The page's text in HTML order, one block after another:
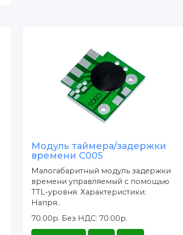
Модуль таймера/задержки
времени C005
Малогабаритный модуль задержки
времени управляемый с помощью
TTL-уровня. Характеристики:
Напря..
70.00р. Без НДС: 70.00р.